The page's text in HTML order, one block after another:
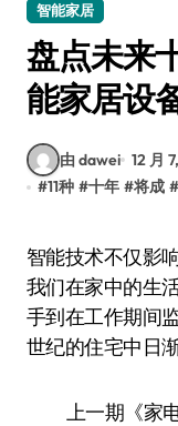
智能家居
盘点未来
能家居设
由 dawei 12 月
#11种 #十年 #将成
智能技术不仅影响了我们的沟通方式，而且影响了
我们在家中的生
手到在工作期间
世纪的住宅中日渐
上一期《家